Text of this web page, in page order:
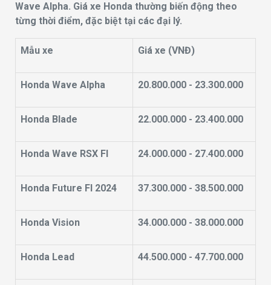
Wave Alpha. Giá xe Honda thường biến động theo
từng thời điểm, đặc biệt tại các đại lý.
Mẫu xe Giá xe (VNĐ)
Honda Wave Alpha 20.800.000 - 23.300.000
Honda Blade 22.000.000 - 23.400.000
Honda Wave RSX FI 24.000.000 - 27.400.000
Honda Future FI 2024 37.300.000 - 38.500.000
Honda Vision 34.000.000 - 38.000.000
Honda Lead 44.500.000 - 47.700.000